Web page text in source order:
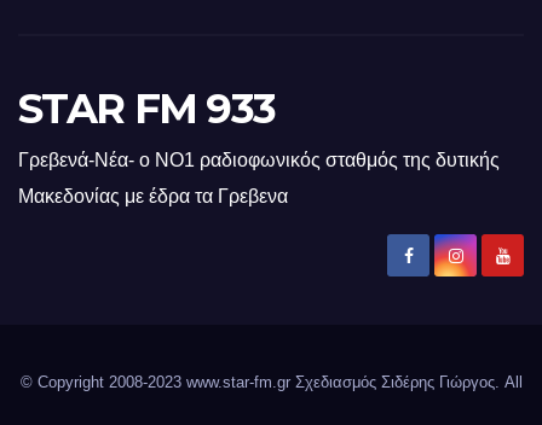
STAR FM 933
Γρεβενά-Νέα- ο ΝΟ1 ραδιοφωνικός σταθμός της δυτικής
Μακεδονίας με έδρα τα Γρεβενα
© Copyright 2008-2023 www.star-fm.gr Σχεδιασμός Σιδέρης Γιώργος. All